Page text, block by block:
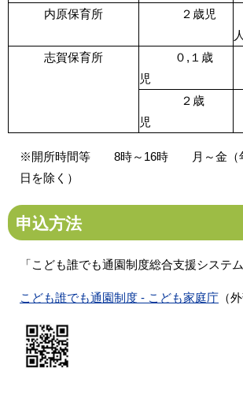
内原保育所
２歳児
志賀保育所
０,１歳
児
２歳
児
※開所時間等 8時～16時 月～金（年
日を除く）
申込方法
「こども誰でも通園制度総合支援システ
こども誰でも通園制度 - こども家庭庁 （